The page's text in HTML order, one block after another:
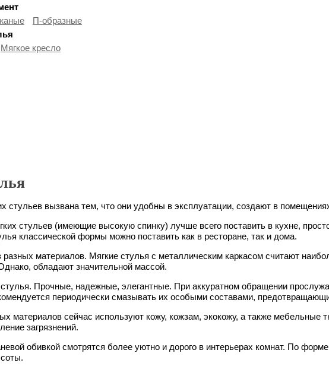
П-образные
Мягкое кресло
стульев вызвана тем, что они удобны в эксплуатации, создают в
стульев (имеющие высокую спинку) лучше всего поставить в кухне,
классической формы можно поставить как в ресторане, так и дома.
разных материалов. Мягкие стулья с металлическим каркасом считают
обладают значительной массой.
Прочные, надежные, элегантные. При аккуратном обращении
периодически смазывать их особыми составами,
материалов сейчас используют кожу, кожзам, экокожу, а также мебельные
загрязнений.
обивкой смотрятся более уютно и дорого в интерьерах комнат. По